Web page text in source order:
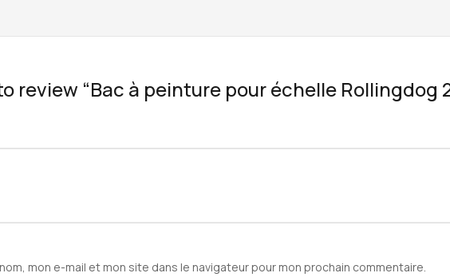
review “Bac à peinture pour échelle Rollingdog
mon e-mail et mon site dans le navigateur pour mon prochain commentaire.